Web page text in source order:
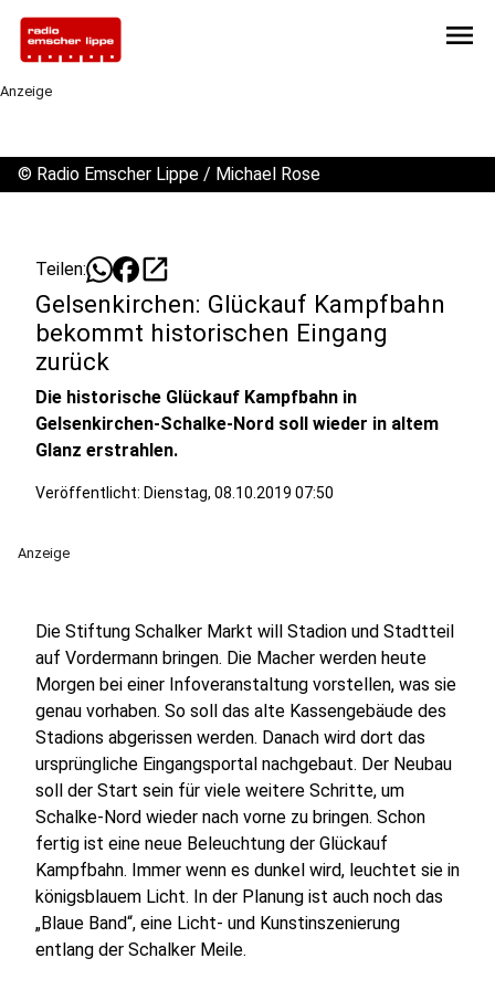
menu
Anzeige
© Radio Emscher Lippe / Michael Rose
Teilen: open_in_new
Gelsenkirchen: Glückauf Kampfbahn
bekommt historischen Eingang
zurück
Die historische Glückauf Kampfbahn in
Gelsenkirchen-Schalke-Nord soll wieder in altem
Glanz erstrahlen.
Veröffentlicht: Dienstag, 08.10.2019 07:50
Anzeige
Die Stiftung Schalker Markt will Stadion und Stadtteil
auf Vordermann bringen. Die Macher werden heute
Morgen bei einer Infoveranstaltung vorstellen, was sie
genau vorhaben. So soll das alte Kassengebäude des
Stadions abgerissen werden. Danach wird dort das
ursprüngliche Eingangsportal nachgebaut. Der Neubau
soll der Start sein für viele weitere Schritte, um
Schalke-Nord wieder nach vorne zu bringen. Schon
fertig ist eine neue Beleuchtung der Glückauf
Kampfbahn. Immer wenn es dunkel wird, leuchtet sie in
königsblauem Licht. In der Planung ist auch noch das
„Blaue Band“, eine Licht- und Kunstinszenierung
entlang der Schalker Meile.